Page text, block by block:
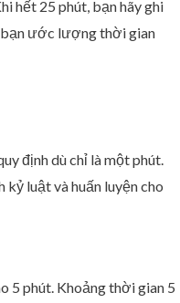
hết 25 phút, bạn hãy ghi
bạn ước lượng thời gian
định dù chỉ là một phút.
luật và huấn luyện cho
5 phút. Khoảng thời gian 5